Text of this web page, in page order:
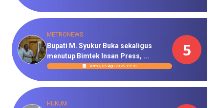
METRONEWS
Bupati M. Syukur Buka sekaligus
menutup Bimtek Insan Press, ...
Kamis, 06 Agu 2026 19:18
5
HUKUM